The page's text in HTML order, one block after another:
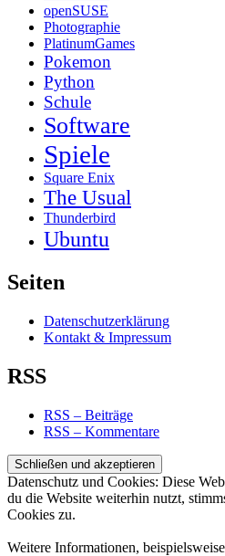
openSUSE
Photographie
PlatinumGames
Pokemon
Python
Schule
Software
Spiele
Square Enix
The Usual
Thunderbird
Ubuntu
Seiten
Datenschutzerklärung
Kontakt & Impressum
RSS
RSS – Beiträge
RSS – Kommentare
Datenschutz und Cookies: Diese
du die Website weiterhin nutzt,
Cookies zu.
Weitere Informationen,